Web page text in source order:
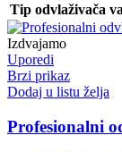
Tip odvlaživača
Izdvajamo
Uporedi
Brzi prikaz
Dodaj u listu želja
Profesionalni